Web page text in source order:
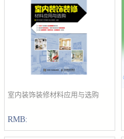
立即购买
室内装饰装修材料应用与选购
RMB: